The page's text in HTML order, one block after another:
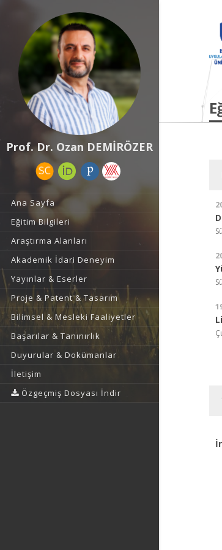
Prof. Dr. Ozan DEMİRÖZER
Ana Sayfa
Eğitim Bilgileri
Araştırma Alanları
Akademik İdari Deneyim
Yayınlar & Eserler
Proje & Patent & Tasarım
Bilimsel & Mesleki Faaliyetler
Başarılar & Tanınırlık
Duyurular & Dokümanlar
İletişim
Özgeçmiş Dosyası İndir